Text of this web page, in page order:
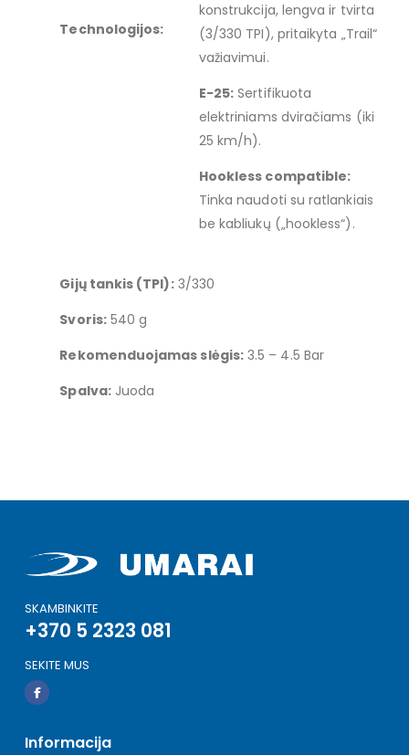
Technologijos:
konstrukcija, lengva ir tvirta
(3/330 TPI), pritaikyta „Trail“
važiavimui.
E-25: Sertifikuota
elektriniams dviračiams (iki
25 km/h).
Hookless compatible:
Tinka naudoti su ratlankiais
be kabliukų („hookless“).
Gijų tankis (TPI):3/330
Svoris:540 g
Rekomenduojamas slėgis: 3.5 – 4.5 Bar
Spalva:Juoda
SKAMBINKITE
+370 5 2323 081
SEKITE MUS
Informacija